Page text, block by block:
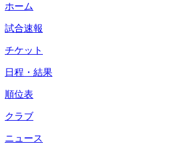
ホーム
試合速報
チケット
日程・結果
順位表
クラブ
ニュース